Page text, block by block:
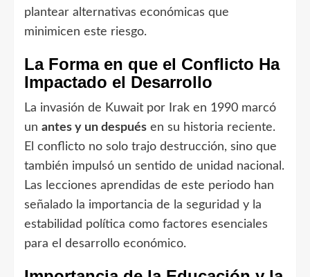
plantear alternativas económicas que
minimicen este riesgo.
La Forma en que el Conflicto Ha
Impactado el Desarrollo
La invasión de Kuwait por Irak en 1990 marcó
un antes y un después en su historia reciente.
El conflicto no solo trajo destrucción, sino que
también impulsó un sentido de unidad nacional.
Las lecciones aprendidas de este periodo han
señalado la importancia de la seguridad y la
estabilidad política como factores esenciales
para el desarrollo económico.